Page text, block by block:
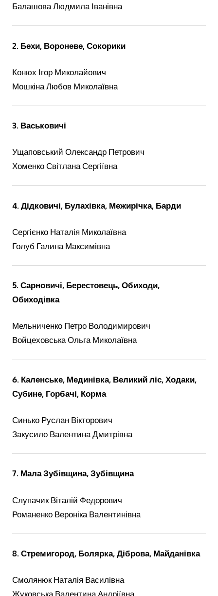
Балашова Людмила Іванівна
2. Бехи, Вороневе, Сокорики
Конюх Ігор Миколайович
Мошкіна Любов Миколаївна
3. Васьковичі
Ущаповський Олександр Петрович
Хоменко Світлана Сергіївна
4. Дідковичі, Булахівка, Межирічка, Барди
Сергієнко Наталія Миколаївна
Голуб Галина Максимівна
5. Сарновичі, Берестовець, Обиходи,
Обиходівка
Мельниченко Петро Володимирович
Войцеховська Ольга Миколаївна
6. Каленське, Мединівка, Великий ліс, Ходаки,
Субине, Горбачі, Корма
Синько Руслан Вікторович
Закусило Валентина Дмитрівна
7. Мала Зубівщина, Зубівщина
Слупачик Віталій Федорович
Романенко Вероніка Валентинівна
8. Стремигород, Болярка, Діброва, Майданівка
Смолянюк Наталія Василівна
Жуковська Валентина Андріївна